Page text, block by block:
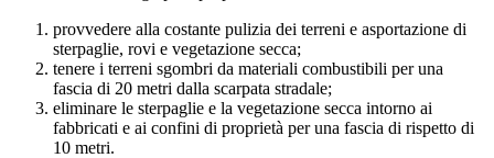
provvedere alla costante pulizia dei terreni e asportazione di
sterpaglie, rovi e vegetazione secca;
tenere i terreni sgombri da materiali combustibili per una
fascia di 20 metri dalla scarpata stradale;
eliminare le sterpaglie e la vegetazione secca intorno ai
fabbricati e ai confini di proprietà per una fascia di rispetto di
10 metri.